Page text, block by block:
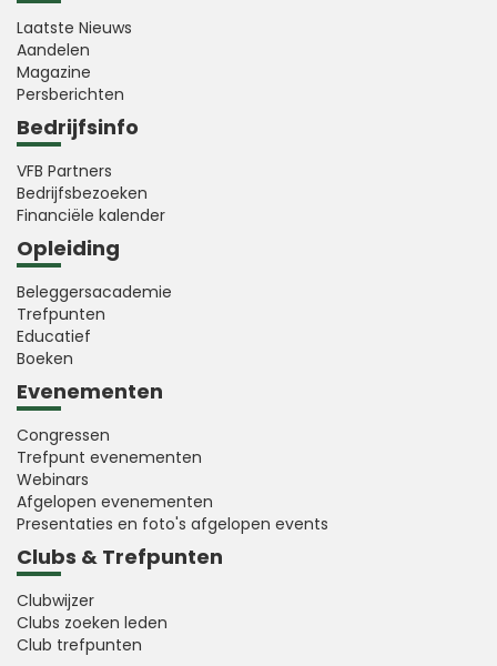
Laatste Nieuws
Aandelen
Magazine
Persberichten
Bedrijfsinfo
VFB Partners
Bedrijfsbezoeken
Financiële kalender
Opleiding
Beleggersacademie
Trefpunten
Educatief
Boeken
Evenementen
Congressen
Trefpunt evenementen
Webinars
Afgelopen evenementen
Presentaties en foto's afgelopen events
Clubs & Trefpunten
Clubwijzer
Clubs zoeken leden
Club trefpunten